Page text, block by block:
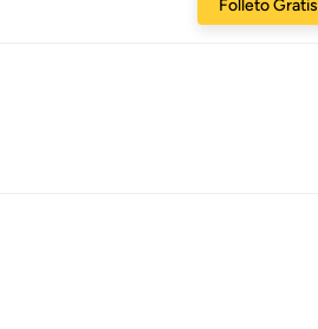
Folleto Gratis